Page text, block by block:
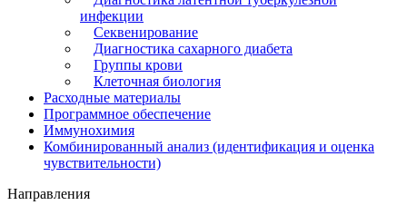
инфекции
Секвенирование
Диагностика сахарного диабета
Группы крови
Клеточная биология
Расходные материалы
Программное обеспечение
Иммунохимия
Комбинированный анализ (идентификация и оценка
чувствительности)
Направления